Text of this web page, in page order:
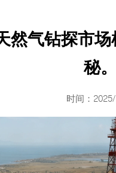
然气钻探市
秘。
时间：2025/